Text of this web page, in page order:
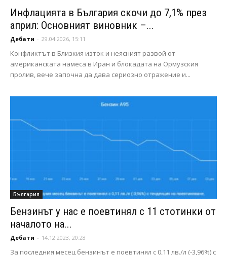
Инфлацията в България скочи до 7,1% през
април: Основният виновник –...
Дебати - 29.04.2026, 15:11
Конфликтът в Близкия изток и неясният развой от
американската намеса в Иран и блокадата на Ормузския
пролив, вече започна да дава сериозно отражение и...
България
Бензинът у нас е поевтинял с 11 стотинки от
началото на...
Дебати - 14.12.2023, 20:28
За последния месец бензинът е поевтинял с 0,11 лв./л (-3,96%) с